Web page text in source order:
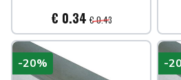
€ 0.34 € 0.43
-20% -